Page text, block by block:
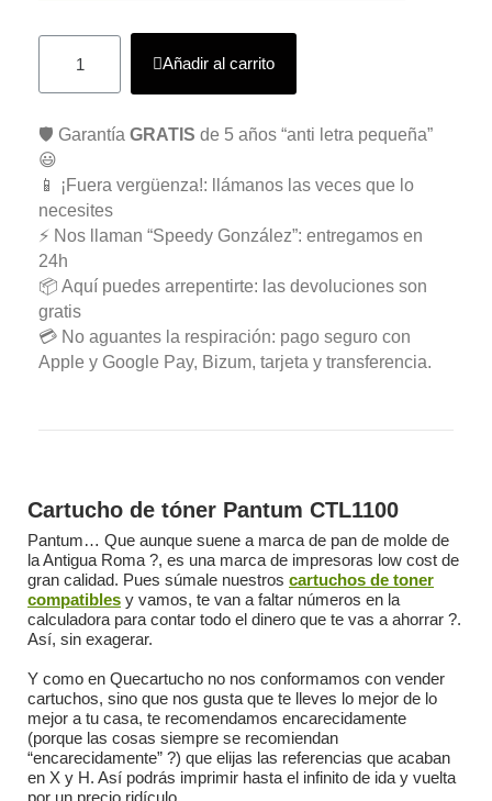
Añadir al carrito
🛡️ Garantía GRATIS de 5 años “anti letra pequeña”
😃
📱 ¡Fuera vergüenza!: llámanos las veces que lo
necesites
⚡ Nos llaman “Speedy González”: entregamos en
24h
📦 Aquí puedes arrepentirte: las devoluciones son
gratis
💳 No aguantes la respiración: pago seguro con
Apple y Google Pay, Bizum, tarjeta y transferencia.
Cartucho de tóner Pantum CTL1100
Pantum… Que aunque suene a marca de pan de molde de
la Antigua Roma ?, es una marca de impresoras low cost de
gran calidad. Pues súmale nuestros cartuchos de toner
compatibles y vamos, te van a faltar números en la
calculadora para contar todo el dinero que te vas a ahorrar ?.
Así, sin exagerar.
Y como en Quecartucho no nos conformamos con vender
cartuchos, sino que nos gusta que te lleves lo mejor de lo
mejor a tu casa, te recomendamos encarecidamente
(porque las cosas siempre se recomiendan
“encarecidamente” ?) que elijas las referencias que acaban
en X y H. Así podrás imprimir hasta el infinito de ida y vuelta
por un precio ridículo.